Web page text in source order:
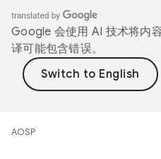
Google 会使用 AI 技术将内
译可能包含错误。
AOSP